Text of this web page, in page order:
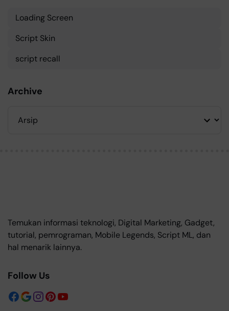
Loading Screen
Script Skin
script recall
Archive
Temukan informasi teknologi, Digital Marketing, Gadget,
tutorial, pemrograman, Mobile Legends, Script ML, dan
hal menarik lainnya.
Follow Us